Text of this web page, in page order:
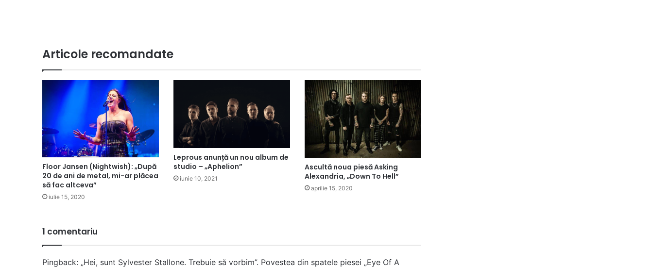
Articole recomandate
Floor Jansen (Nightwish): „După
20 de ani de metal, mi-ar plăcea
să fac altceva”
iulie 15, 2020
Leprous anunță un nou album de
studio – „Aphelion”
iunie 10, 2021
Ascultă noua piesă Asking
Alexandria, „Down To Hell”
aprilie 15, 2020
1 comentariu
Pingback: „Hei, sunt Sylvester Stallone. Trebuie să vorbim”. Povestea din spatele piesei „Eye Of A